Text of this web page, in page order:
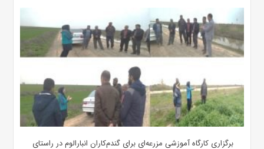
برگزاری کارگاه آموزشی مزرعه‌ای برای گندم‌کاران انبارالوم در راستای